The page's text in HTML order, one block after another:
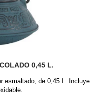
0,45 L.
esmaltado, de 0,45 L. Incluye